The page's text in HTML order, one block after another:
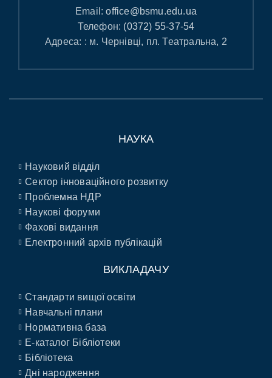
Email:office@bsmu.edu.ua
Телефон: (0372) 55-37-54
Адреса: : м. Чернівці, пл. Театральна, 2
НАУКА
Науковий відділ
Сектор інноваційного розвитку
Проблемна НДР
Наукові форуми
Фахові видання
Електронний архів публікацій
ВИКЛАДАЧУ
Стандарти вищої освіти
Навчальні плани
Нормативна база
E-каталог Бібліотеки
Бібліотека
Дні народження